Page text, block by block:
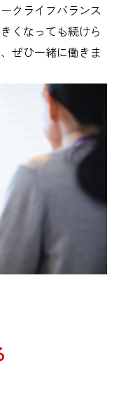
クライフバランス
くなっても続けら
ぜひ一緒に働きま